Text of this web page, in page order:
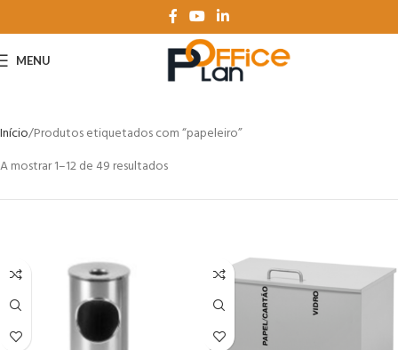
MENU
Início Produtos etiquetados com “papeleiro”
A mostrar 1–12 de 49 resultados